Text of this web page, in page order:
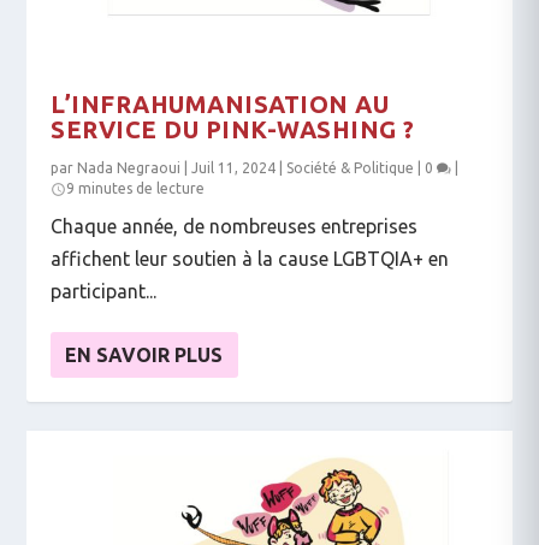
L’INFRAHUMANISATION AU
SERVICE DU PINK-WASHING ?
par Nada Negraoui |Juil 11, 2024 Société & Politique 0
9 minutes de lecture
Chaque année, de nombreuses entreprises
affichent leur soutien à la cause LGBTQIA+ en
participant...
EN SAVOIR PLUS